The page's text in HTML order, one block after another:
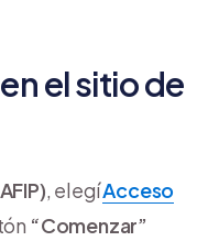
el sitio de
, elegíAcceso
“Comenzar”